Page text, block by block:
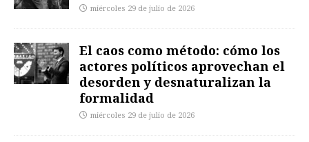
miércoles 29 de julio de 2026
El caos como método: cómo los
actores políticos aprovechan el
desorden y desnaturalizan la
formalidad
miércoles 29 de julio de 2026